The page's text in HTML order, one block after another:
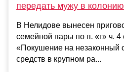
передать мужу в колонию
В Нелидове вынесен
семейной пары по п. «г» ч. 4
«Покушение на незаконный
средств в крупном ра...